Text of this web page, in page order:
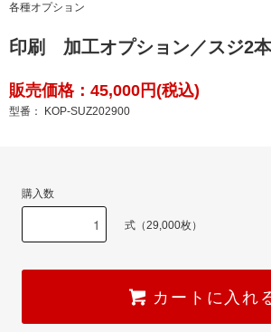
各種オプション
印刷 加工オプション／スジ2
販売価格：45,000円(税込)
型番： KOP-SUZ202900
購入数
式（29,000枚）
カートに入れ